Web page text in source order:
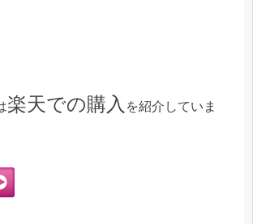
楽天での購入 を紹介していま